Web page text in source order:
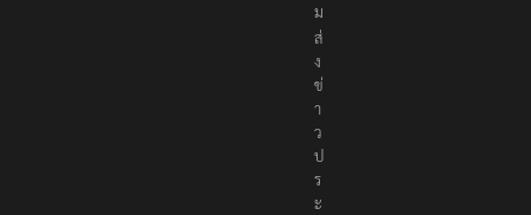
ม
ส่
ง
ข่
า
ว
ป
ร
ะ